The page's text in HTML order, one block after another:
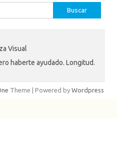
Visual
haberte ayudado. Longitud.
Theme | Powered by Wordpress